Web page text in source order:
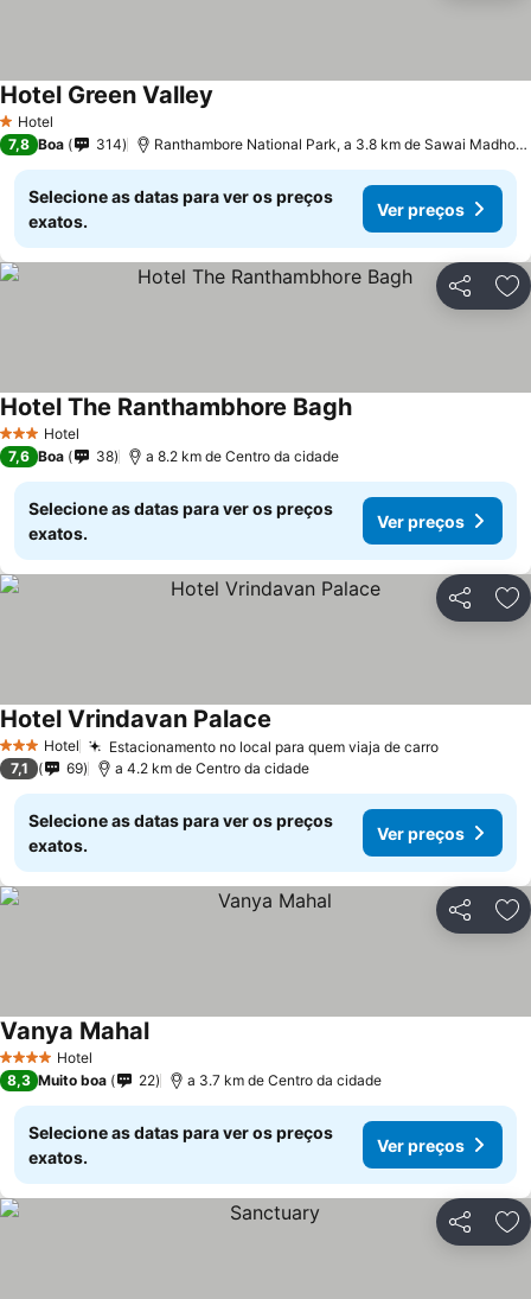
1 Estrelas
Hotel
Hotel Green Valley
7,8 Boa 314 Ranthambore National Park, a 3.8 km de Sawai Madhopur
Selecione as datas para ver os preços
exatos.
Ver preços
Partilhar
3 EstrelasHotel
Hotel The Ranthambhore Bagh
7,6 Boa 38 a 8.2 km de Centro da cidade
Selecione as datas para ver os preços
exatos.
Ver preços
Partilhar
3 EstrelasHotel Estacionamento no local para quem viaja de carro
Hotel Vrindavan Palace
7,1 69 a 4.2 km de Centro da cidade
Selecione as datas para ver os preços
exatos.
Ver preços
Partilhar
4 EstrelasHotel
Vanya Mahal
8,3 Muito boa 22 a 3.7 km de Centro da cidade
Selecione as datas para ver os preços
exatos.
Ver preços
Partilhar